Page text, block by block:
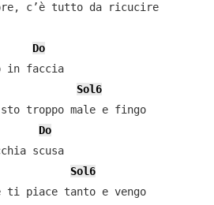
c’è tutto da ricucire
Do
in faccia
Sol6
sto troppo male e fingo
Do
scusa
Sol6
ti piace tanto e vengo